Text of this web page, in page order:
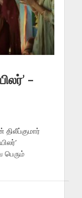
–
திலீப்குமார்
பெரும்